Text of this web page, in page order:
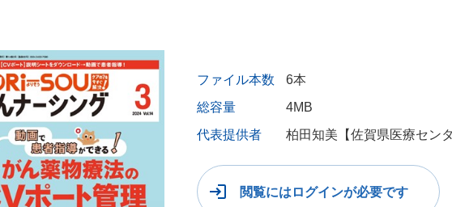
ファイル本数
6本
総容量
4MB
代表提供者
柏田知美【佐賀県医療セン
閲覧にはログインが必要です